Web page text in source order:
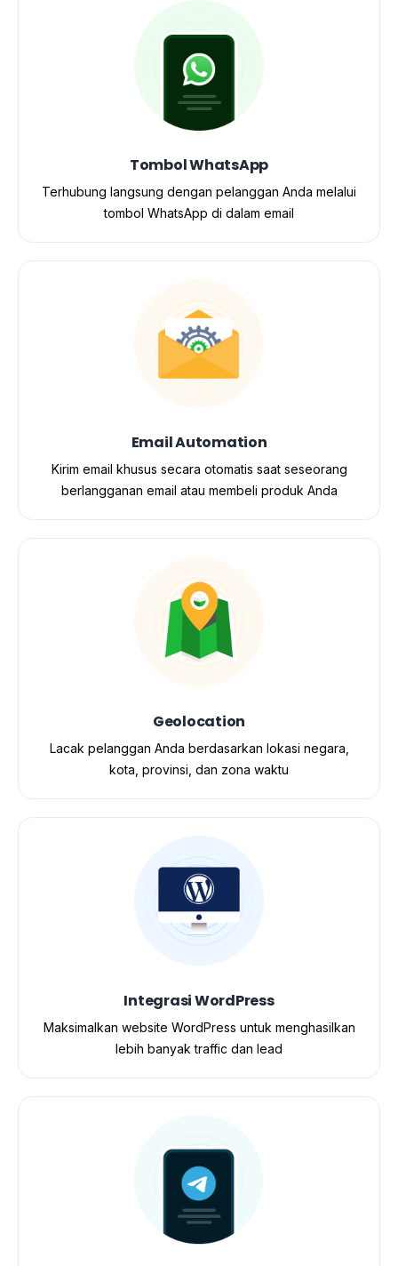
Tombol WhatsApp
Terhubung langsung dengan pelanggan Anda melalui
tombol WhatsApp di dalam email
Email Automation
Kirim email khusus secara otomatis saat seseorang
berlangganan email atau membeli produk Anda
Geolocation​
Lacak pelanggan Anda berdasarkan lokasi negara,
kota, provinsi, dan zona waktu
Integrasi WordPress
Maksimalkan website WordPress untuk menghasilkan
lebih banyak traffic dan lead